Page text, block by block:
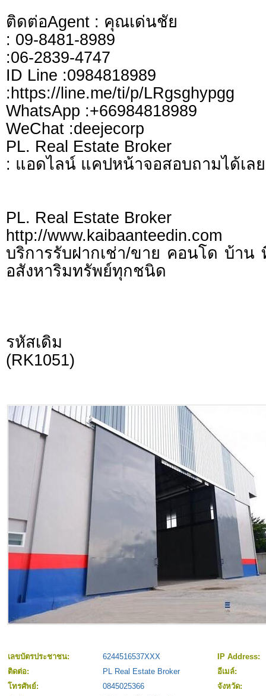
ติดต่อAgent : คุณเด่นชัย
: 09-8481-8989
:06-2839-4747
ID Line :0984818989
:https://line.me/ti/p/LRgsghypgg
WhatsApp :+66984818989
WeChat :deejecorp
PL. Real Estate Broker
: แอดไลน์ แคปหน้าจอสอบถามได้เล
PL. Real Estate Broker
http://www.kaibaanteedin.com
บริการรับฝากเช่า/ขาย คอนโด บ้าน
อสังหาริมทรัพย์ทุกชนิด
รหัสเดิม
(RK1051)
เลขบัตรประชาชน: 6244516537XXX
IP Address:
ติดต่อ:
PL Real Estate Broker
อีเมล์:
โทรศัพย์:
0845025366
จังหวัด: